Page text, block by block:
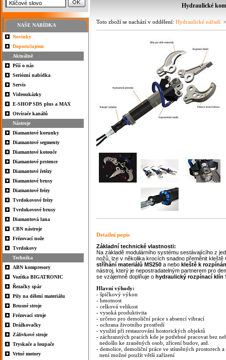
NAŠE NABÍDKA
Novinky
Doporučujeme
Aktuálně
Píší o nás
Seriózní nabídka
Servis
Videoukázky
E-SHOP SDS plus a MAX
Otvírače kanálů
Nástroje
Diamantové korunky
Diamantové segmenty
Diamantové kotouče
Diamantové prstence
Diamantové řetězy
Diamantové brusy
Diamantové frézy
Tvrdokovové frézy
Tvrdokovové brusy
Diamantová lana
CBN nástroje
Frézovací nože
Tvrdokovy
Technika
ABN kompresory
Vozítka BIGATRONIC
Řezačky spár
Pily na dělení materiálu
Brusné stroje
Frézovací stroje
Drážkovačky
Zálivkové stroje
Tryskače a loupače
Vrtné motory
Hydraulické
Toto zboží se nachází v oddělení: Hydraulické nářadí
Detailní popis
Základní technické vlastnosti:
Na základě modulárního systému sestávajícího z
nožů, lze v několika krocích snadno přeměnit
stříhání materiálů MS250 a nebo kleště k
nástroj, který je nepostradatelným partnerem pro
se vzájemně doplňuje o hydraulický rozpínací klín
Hlavní výhody:
- špičkový výkon
- hmotnost
- celková velikost
- vysoká produktivita
- určeno pro demoliční práce s absencí vibrací
- ochrana životního prostředí
- využití při restaurování hostorických objektů
- záchranných pracích kde je potřebné pracovat bez
nedošlo ke zraněných osob, zřícení budov, atd.
- demolice, demoliční práce ve stísněných prostorech
není možné použít větší zařízení